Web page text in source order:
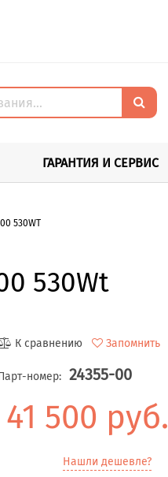
ГАРАНТИЯ И СЕРВИС
530WT
530Wt
К сравнению Запомнить
номер: 24355-00
41 500 руб.
Нашли дешевле?